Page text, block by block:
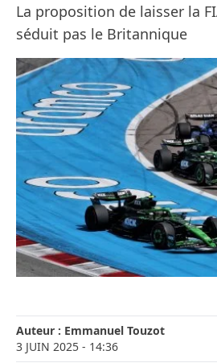
La proposition de laisser la
séduit pas le Britannique
Auteur : Emmanuel Touzot
3 JUIN 2025 - 14:36